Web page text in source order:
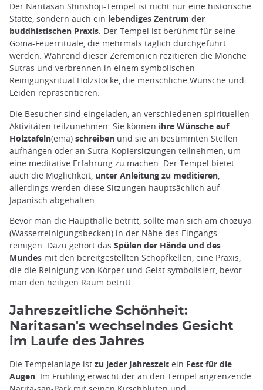
Der Naritasan Shinshoji-Tempel ist nicht nur eine historische
Stätte, sondern auch ein lebendiges Zentrum der
buddhistischen Praxis. Der Tempel ist berühmt für seine
Goma-Feuerrituale, die mehrmals täglich durchgeführt
werden. Während dieser Zeremonien rezitieren die Mönche
Sutras und verbrennen in einem symbolischen
Reinigungsritual Holzstöcke, die menschliche Wünsche und
Leiden repräsentieren.
Die Besucher sind eingeladen, an verschiedenen spirituellen
Aktivitäten teilzunehmen. Sie können ihre Wünsche auf
Holztafeln(ema) schreiben und sie an bestimmten Stellen
aufhängen oder an Sutra-Kopiersitzungen teilnehmen, um
eine meditative Erfahrung zu machen. Der Tempel bietet
auch die Möglichkeit, unter Anleitung zu meditieren
allerdings werden diese Sitzungen hauptsächlich auf
Japanisch abgehalten.
Bevor man die Haupthalle betritt, sollte man sich am chozuya
(Wasserreinigungsbecken) in der Nähe des Eingangs
reinigen. Dazu gehört das Spülen der Hände und des
Mundes mit den bereitgestellten Schöpfkellen, eine Praxis,
die die Reinigung von Körper und Geist symbolisiert, bevor
man den heiligen Raum betritt.
Jahreszeitliche Schönheit:
Naritasan's wechselndes Gesicht
im Laufe des Jahres
Die Tempelanlage ist zu jeder Jahreszeit ein Fest für die
Augen . Im Frühling erwacht der an den Tempel angrenzende